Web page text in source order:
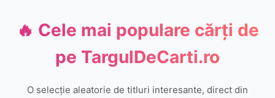
🔥 Cele mai populare cărți de
pe TargulDeCarti.ro
O selecție aleatorie de titluri interesante, direct din